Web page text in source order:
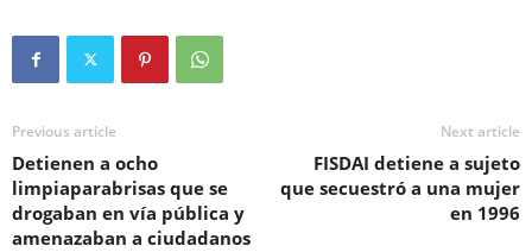
Previous article
Detienen a ocho
limpiaparabrisas que se
drogaban en vía pública y
amenazaban a ciudadanos
Next article
FISDAI detiene a sujeto
que secuestró a una mujer
en 1996